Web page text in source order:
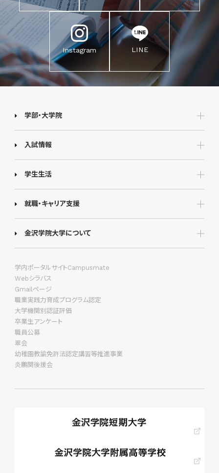
Instagram LINE
学部・大学院
入試情報
学生生活
就職・キャリア支援
金沢学院大学について
学内ポータルサイトCampusmate
Webシラバス
Gmailページ
職業実践力育成プログラム認定
大学機関別認証評価
卒業生アンケート
職員公募
翠会
幼稚園教諭免許法認定講習等推進事業
炎鵬関後援会